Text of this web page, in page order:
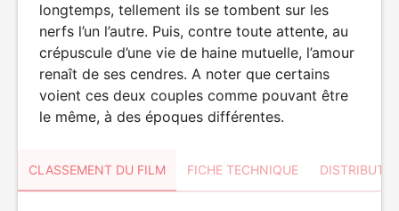
longtemps, tellement ils se tombent sur les
nerfs l’un l’autre. Puis, contre toute attente, au
crépuscule d’une vie de haine mutuelle, l’amour
renaît de ses cendres. A noter que certains
voient ces deux couples comme pouvant être
le même, à des époques différentes.
CLASSEMENT DU FILM FICHE TECHNIQUE